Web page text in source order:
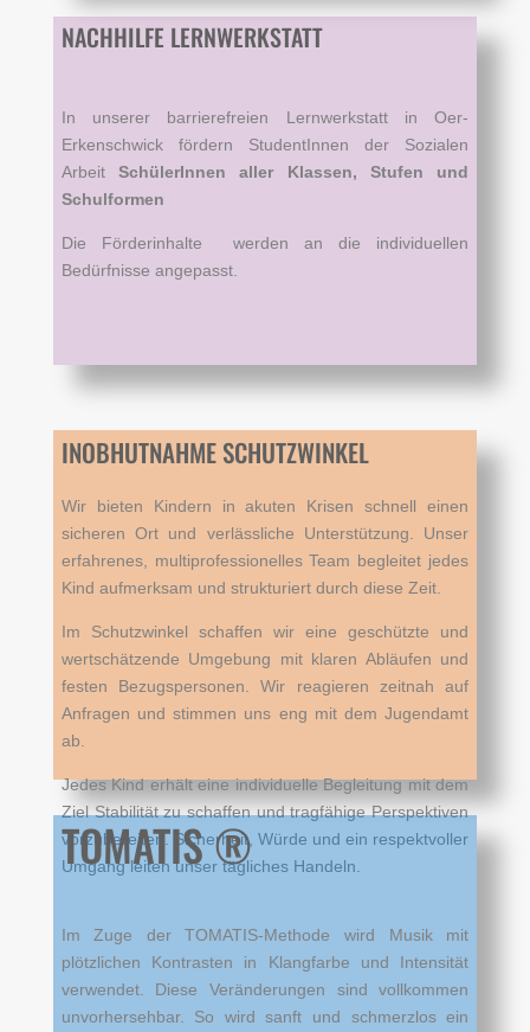
NACHHILFE LERNWERKSTATT
In unserer barrierefreien Lernwerkstatt in Oer-
Erkenschwick fördern StudentInnen der Sozialen
ArbeitSchülerInnen aller Klassen, Stufen und
Schulformen
Die Förderinhalte werden an die individuellen
Bedürfnisse angepasst.
INOBHUTNAHME SCHUTZWINKEL
Wir bieten Kindern in akuten Krisen schnell einen
sicheren Ort und verlässliche Unterstützung. Unser
erfahrenes, multiprofessionelles Team begleitet jedes
Kind aufmerksam und strukturiert durch diese Zeit.
Im Schutzwinkel schaffen wir eine geschützte und
wertschätzende Umgebung mit klaren Abläufen und
festen Bezugspersonen. Wir reagieren zeitnah auf
Anfragen und stimmen uns eng mit dem Jugendamt
ab.
Jedes Kind erhält eine individuelle Begleitung mit dem
Ziel Stabilität zu schaffen und tragfähige Perspektiven
vorzubereiten. Sicherheit, Würde und ein respektvoller
Umgang leiten unser tägliches Handeln.
TOMATIS ®
Im Zuge der TOMATIS-Methode wird Musik mit
plötzlichen Kontrasten in Klangfarbe und Intensität
verwendet. Diese Veränderungen sind vollkommen
unvorhersehbar. So wird sanft und schmerzlos ein